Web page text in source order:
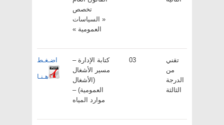
تخصص
« السياسات
العمومية »
اضـغـط
هـنـا
كتابة الإدارة –
مسير الأشغال
(الأشغال
العمومية) –
موارد المياه
03
تقني
من
الدرجة
الثالثة